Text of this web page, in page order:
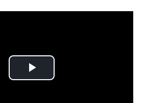
Play